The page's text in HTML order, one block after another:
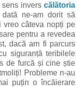
sens invers călătoria
ne-am dorit să
vreo câteva nopți pe
pentru a revedea
dacă am fi parcurs
siguranță teribilele
de furcă și cine știe
Probleme n-au
puțin o încăierare